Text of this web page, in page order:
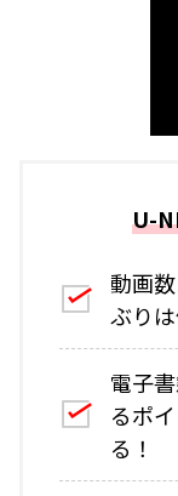
U-
動画
ぶり
電子
るポ
る！